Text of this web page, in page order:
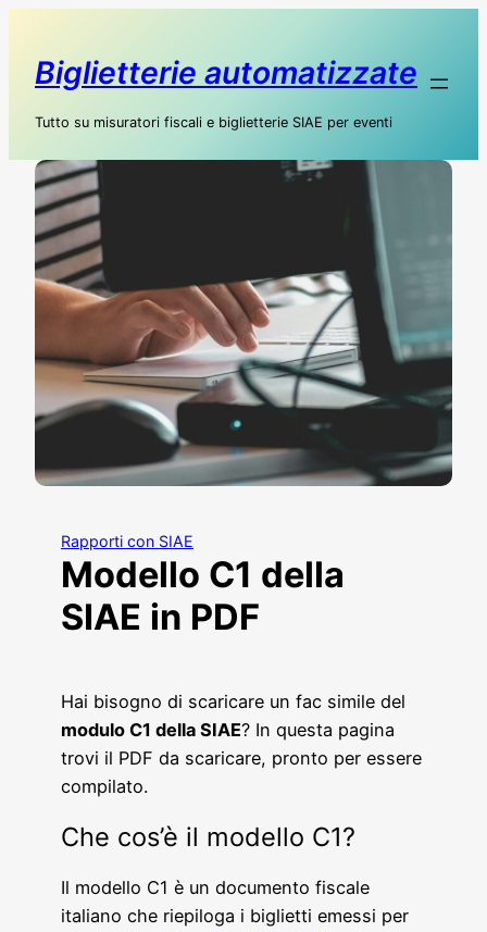
Biglietterie automatizzate
Tutto su misuratori fiscali e biglietterie SIAE per eventi
Rapporti con SIAE
Modello C1 della
SIAE in PDF
Hai bisogno di scaricare un fac simile del
modulo C1 della SIAE? In questa pagina
trovi il PDF da scaricare, pronto per essere
compilato.
Che cos’è il modello C1?
Il modello C1 è un documento fiscale
italiano che riepiloga i biglietti emessi per